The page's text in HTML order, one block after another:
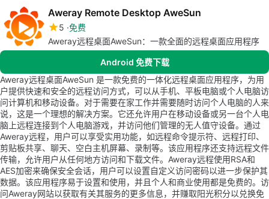
Aweray Remote Desktop AweSun
5 免费
Aweray远程桌面AweSun：一款全面的远程桌面应用程序
Android 免费下载
Aweray远程桌面AweSun 是一款免费的一体化远程桌面应用程序，为用
户提供快速和安全的远程访问方式，可以从手机、平板电脑或个人电脑访
问计算机和移动设备。对于需要在家工作并需要随时访问个人电脑的人来
说，这是一个理想的解决方案。它还允许用户在移动设备或另一台个人电
脑上远程连接到个人电脑游戏，并访问他们管理的无人值守设备。通过
Aweray远程，用户可以享受实用功能，如远程命令提示符、远程打印、
剪贴板共享、聊天、空白主机屏幕、录制等。该应用程序还支持远程文件
传输，允许用户从任何地方访问和下载文件。Aweray远程使用RSA和
AES加密来确保安全会话，用户可以设置自定义访问密码以进一步保护其
数据。该应用程序易于设置和使用，并且个人和商业使用都是免费的。访
问Aweray网站以获取有关其服务的更多信息，并赚取阳光积分以兑换免